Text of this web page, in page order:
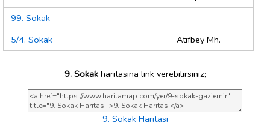
99. Sokak
5/4. Sokak
Atıfbey Mh.
9. Sokakharitasına link verebilirsiniz;
9. Sokak Haritası